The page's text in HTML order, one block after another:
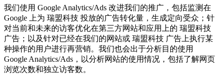
我们使用 Google Analytics/Ads 改进我们的推广，包括监测在
Google 上为 瑞盟科技 投放的广告转化量，生成定向受众；针
对当前和未来的访客优化在第三方网站和应用上的 瑞盟科技
广告；以及针对已经在我们的网站或 瑞盟科技 广告上执行某
种操作的用户进行再营销。我们也会出于分析目的使用
Google Analytics/Ads，以分析网站的使用情况，包括了解网页
浏览次数和独立访客数。